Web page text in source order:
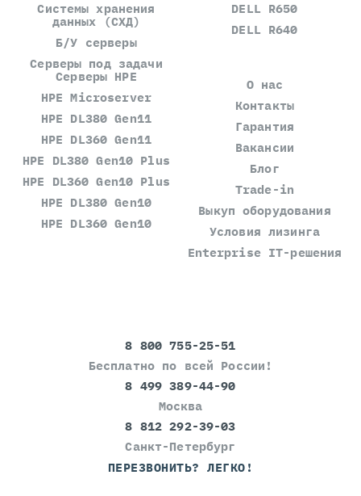
Системы хранения
данных (СХД)
Б/У серверы
Серверы под задачи
DELL R650
DELL R640
Серверы HPE
HPE Microserver
HPE DL380 Gen11
HPE DL360 Gen11
HPE DL380 Gen10 Plus
HPE DL360 Gen10 Plus
HPE DL380 Gen10
HPE DL360 Gen10
О нас
Контакты
Гарантия
Вакансии
Блог
Trade-in
Выкуп оборудования
Условия лизинга
Enterprise IT-решения
8 800 755-25-51
Бесплатно по всей России!
8 499 389-44-90
Москва
8 812 292-39-03
Санкт-Петербург
ПЕРЕЗВОНИТЬ? ЛЕГКО!